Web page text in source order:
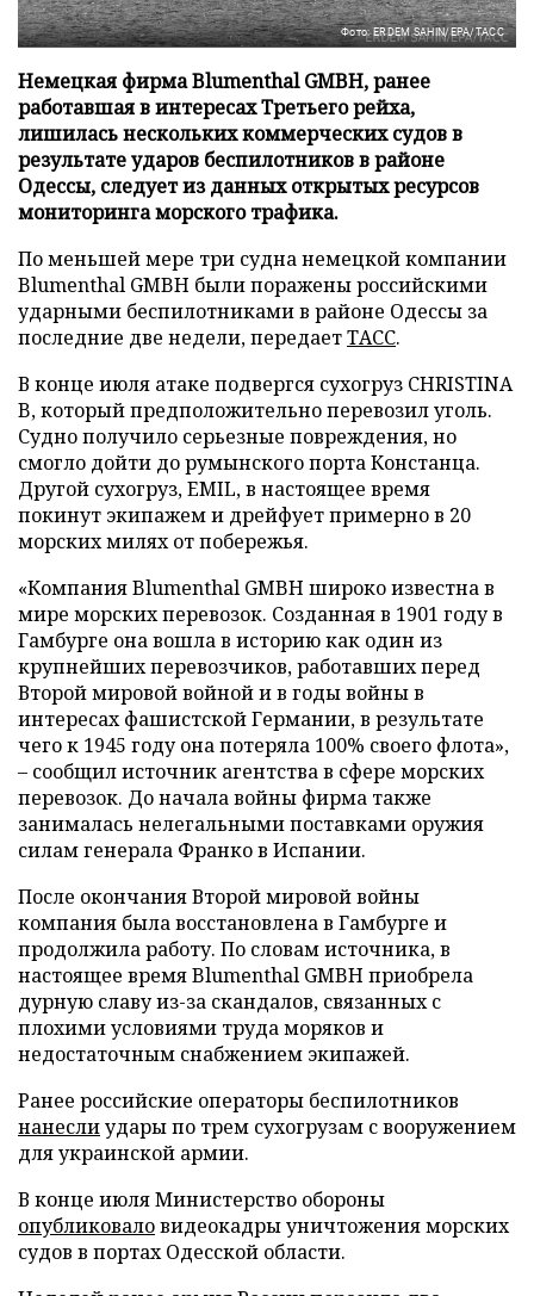
Фото: ERDEM SAHIN/EPA/ТАСС
Немецкая фирма Blumenthal GMBH, ранее
работавшая в интересах Третьего рейха,
лишилась нескольких коммерческих судов в
результате ударов беспилотников в районе
Одессы, следует из данных открытых ресурсов
мониторинга морского трафика.
По меньшей мере три судна немецкой компании
Blumenthal GMBH были поражены российскими
ударными беспилотниками в районе Одессы за
последние две недели, передаетТАСС.
В конце июля атаке подвергся сухогруз CHRISTINA
B, который предположительно перевозил уголь.
Судно получило серьезные повреждения, но
смогло дойти до румынского порта Констанца.
Другой сухогруз, EMIL, в настоящее время
покинут экипажем и дрейфует примерно в 20
морских милях от побережья.
«Компания Blumenthal GMBH широко известна в
мире морских перевозок. Созданная в 1901 году в
Гамбурге она вошла в историю как один из
крупнейших перевозчиков, работавших перед
Второй мировой войной и в годы войны в
интересах фашистской Германии, в результате
чего к 1945 году она потеряла 100% своего флота»,
– сообщил источник агентства в сфере морских
перевозок. До начала войны фирма также
занималась нелегальными поставками оружия
силам генерала Франко в Испании.
После окончания Второй мировой войны
компания была восстановлена в Гамбурге и
продолжила работу. По словам источника, в
настоящее время Blumenthal GMBH приобрела
дурную славу из-за скандалов, связанных с
плохими условиями труда моряков и
недостаточным снабжением экипажей.
Ранее российские операторы беспилотников
нанеслиудары по трем сухогрузам с вооружением
для украинской армии.
В конце июля Министерство обороны
опубликоваловидеокадры уничтожения морских
судов в портах Одесской области.